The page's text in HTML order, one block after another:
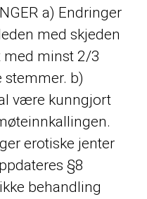
a) Endringer
med skjeden
med minst 2/3
b)
være kunngjort
erotiske jenter
§8
behandling